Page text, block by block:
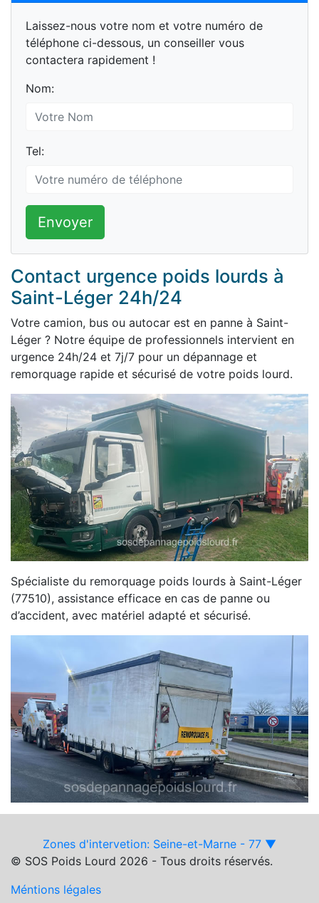
Laissez-nous votre nom et votre numéro de
téléphone ci-dessous, un conseiller vous
contactera rapidement !
Nom:
Tel:
Envoyer
Contact urgence poids lourds à
Saint-Léger 24h/24
Votre camion, bus ou autocar est en panne à Saint-
Léger ? Notre équipe de professionnels intervient en
urgence 24h/24 et 7j/7 pour un dépannage et
remorquage rapide et sécurisé de votre poids lourd.
Spécialiste du remorquage poids lourds à Saint-Léger
(77510), assistance efficace en cas de panne ou
d’accident, avec matériel adapté et sécurisé.
Zones d'intervetion: Seine-et-Marne - 77 ▼
© SOS Poids Lourd 2026 - Tous droits réservés.
Méntions légales